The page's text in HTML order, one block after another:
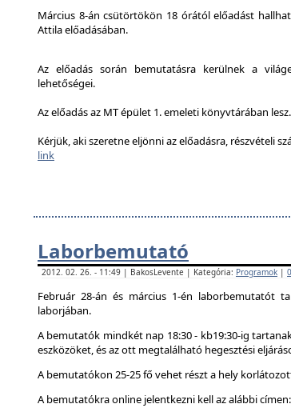
Március 8-án csütörtökön 18 órától előadást
Attila előadásában.
Az előadás során bemutatásra kerülnek a
lehetőségei.
Az előadás az MT épület 1. emeleti könyvtárában lesz.
Kérjük, aki szeretne eljönni az előadásra, részvételi
link
Laborbemutató
2012. 02. 26. - 11:49 | BakosLevente | Kategória: Programok |
Február 28-án és március 1-én laborbemutatót
laborjában.
A bemutatók mindkét nap 18:30 - kb19:30-ig
eszközöket, és az ott megtalálható hegesztési
A bemutatókon 25-25 fő vehet részt a hely
A bemutatókra online jelentkezni kell az alábbi címen: